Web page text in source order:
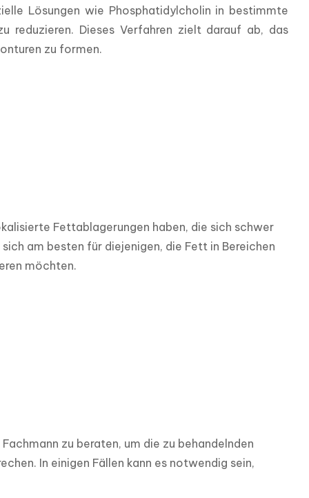
Lösungen wie Phosphatidylcholin in bestimmte
reduzieren. Dieses Verfahren zielt darauf ab, das
zu formen.
Fettablagerungen haben, die sich schwer
am besten für diejenigen, die Fett in Bereichen
möchten.
zu beraten, um die zu behandelnden
In einigen Fällen kann es notwendig sein,